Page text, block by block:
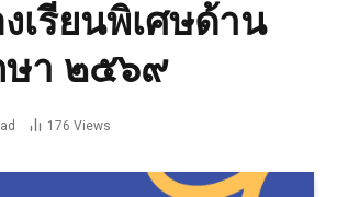
เรียนพิเศษด้าน
ษา ๒๕๖๙
176 Views